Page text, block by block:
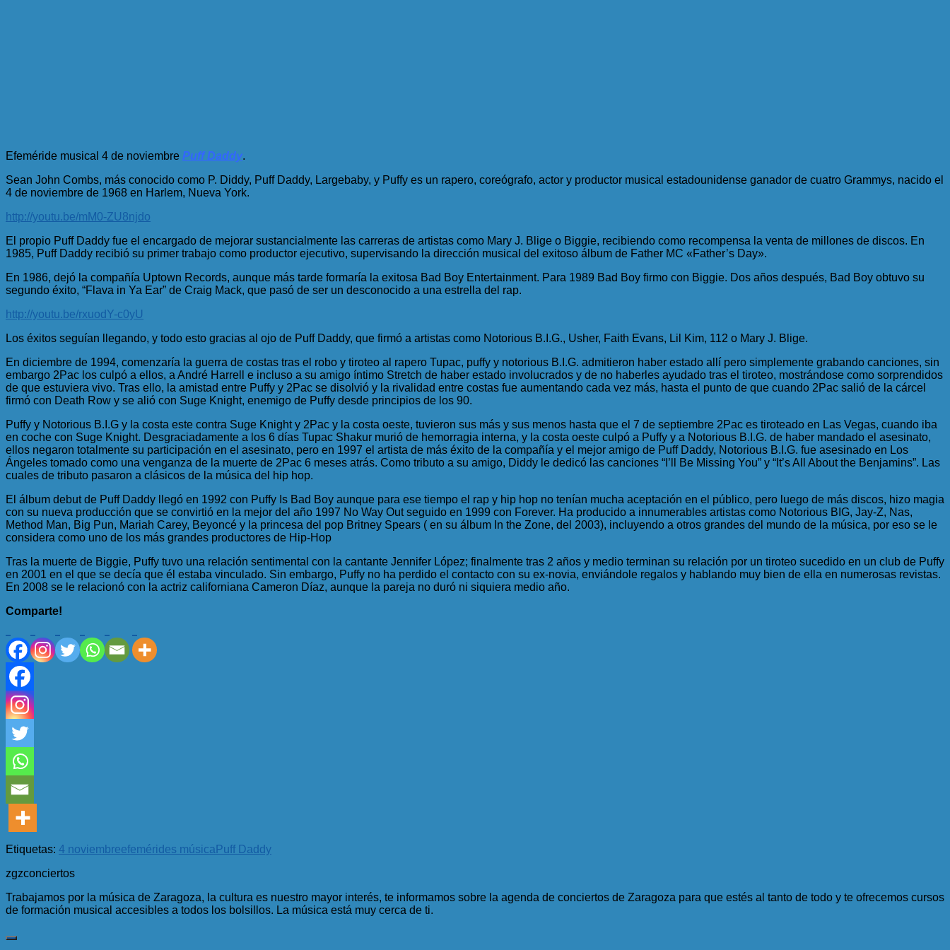
Efeméride musical 4 de noviembre Puff Daddy.
Sean John Combs, más conocido como P. Diddy, Puff Daddy, Largebaby, y Puffy es un rapero, coreógrafo, actor y productor musical estadounidense ganador de cuatro Grammys, nacido el
4 de noviembre de 1968 en Harlem, Nueva York.
http://youtu.be/mM0-ZU8njdo
El propio Puff Daddy fue el encargado de mejorar sustancialmente las carreras de artistas como Mary J. Blige o Biggie, recibiendo como recompensa la venta de millones de discos. En
1985, Puff Daddy recibió su primer trabajo como productor ejecutivo, supervisando la dirección musical del exitoso álbum de Father MC «Father’s Day».
En 1986, dejó la compañía Uptown Records, aunque más tarde formaría la exitosa Bad Boy Entertainment. Para 1989 Bad Boy firmo con Biggie. Dos años después, Bad Boy obtuvo su
segundo éxito, “Flava in Ya Ear” de Craig Mack, que pasó de ser un desconocido a una estrella del rap.
http://youtu.be/rxuodY-c0yU
Los éxitos seguían llegando, y todo esto gracias al ojo de Puff Daddy, que firmó a artistas como Notorious B.I.G., Usher, Faith Evans, Lil Kim, 112 o Mary J. Blige.
En diciembre de 1994, comenzaría la guerra de costas tras el robo y tiroteo al rapero Tupac, puffy y notorious B.I.G. admitieron haber estado allí pero simplemente grabando canciones, sin
embargo 2Pac los culpó a ellos, a André Harrell e incluso a su amigo íntimo Stretch de haber estado involucrados y de no haberles ayudado tras el tiroteo, mostrándose como sorprendidos
de que estuviera vivo. Tras ello, la amistad entre Puffy y 2Pac se disolvió y la rivalidad entre costas fue aumentando cada vez más, hasta el punto de que cuando 2Pac salió de la cárcel
firmó con Death Row y se alió con Suge Knight, enemigo de Puffy desde principios de los 90.
Puffy y Notorious B.I.G y la costa este contra Suge Knight y 2Pac y la costa oeste, tuvieron sus más y sus menos hasta que el 7 de septiembre 2Pac es tiroteado en Las Vegas, cuando iba
en coche con Suge Knight. Desgraciadamente a los 6 días Tupac Shakur murió de hemorragia interna, y la costa oeste culpó a Puffy y a Notorious B.I.G. de haber mandado el asesinato,
ellos negaron totalmente su participación en el asesinato, pero en 1997 el artista de más éxito de la compañía y el mejor amigo de Puff Daddy, Notorious B.I.G. fue asesinado en Los
Ángeles tomado como una venganza de la muerte de 2Pac 6 meses atrás. Como tributo a su amigo, Diddy le dedicó las canciones “I’ll Be Missing You” y “It’s All About the Benjamins”. Las
cuales de tributo pasaron a clásicos de la música del hip hop.
El álbum debut de Puff Daddy llegó en 1992 con Puffy Is Bad Boy aunque para ese tiempo el rap y hip hop no tenían mucha aceptación en el público, pero luego de más discos, hizo magia
con su nueva producción que se convirtió en la mejor del año 1997 No Way Out seguido en 1999 con Forever. Ha producido a innumerables artistas como Notorious BIG, Jay-Z, Nas,
Method Man, Big Pun, Mariah Carey, Beyoncé y la princesa del pop Britney Spears ( en su álbum In the Zone, del 2003), incluyendo a otros grandes del mundo de la música, por eso se le
considera como uno de los más grandes productores de Hip-Hop
Tras la muerte de Biggie, Puffy tuvo una relación sentimental con la cantante Jennifer López; finalmente tras 2 años y medio terminan su relación por un tiroteo sucedido en un club de Puffy
en 2001 en el que se decía que él estaba vinculado. Sin embargo, Puffy no ha perdido el contacto con su ex-novia, enviándole regalos y hablando muy bien de ella en numerosas revistas.
En 2008 se le relacionó con la actriz californiana Cameron Díaz, aunque la pareja no duró ni siquiera medio año.
Comparte!
Etiquetas: 4 noviembreefemérides música Puff Daddy
zgzconciertos
Trabajamos por la música de Zaragoza, la cultura es nuestro mayor interés, te informamos sobre la agenda de conciertos de Zaragoza para que estés al tanto de todo y te ofrecemos cursos
de formación musical accesibles a todos los bolsillos. La música está muy cerca de ti.